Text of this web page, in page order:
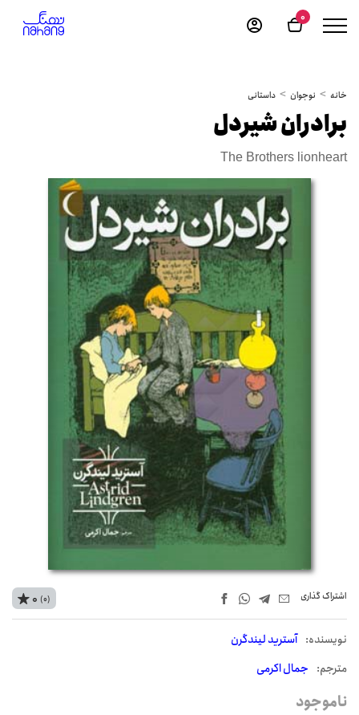
0
خانه نوجوان داستانی
برادران شیردل
The Brothers lionheart
اشتراک‌ گذاری
نويسنده: آسترید لیندگرن
مترجم: جمال اکرمی
0 (0)
ناموجود